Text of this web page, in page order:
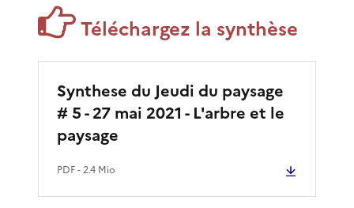
Téléchargez la synthèse
Synthese du Jeudi du paysage
# 5 - 27 mai 2021 - L'arbre et le
paysage
PDF- 2.4 Mio